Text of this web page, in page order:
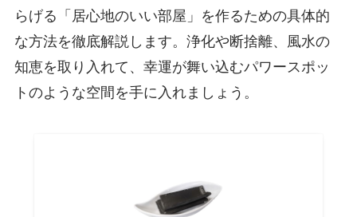
らげる「居心地のいい部屋」を作るための具体的
な方法を徹底解説します。浄化や断捨離、風水の
知恵を取り入れて、幸運が舞い込むパワースポッ
トのような空間を手に入れましょう。